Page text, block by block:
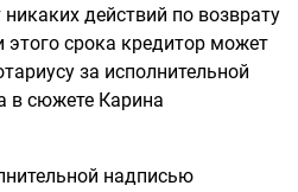
действий по возврату
этого срока кредитор может
за исполнительной
в сюжете Карина
надписью